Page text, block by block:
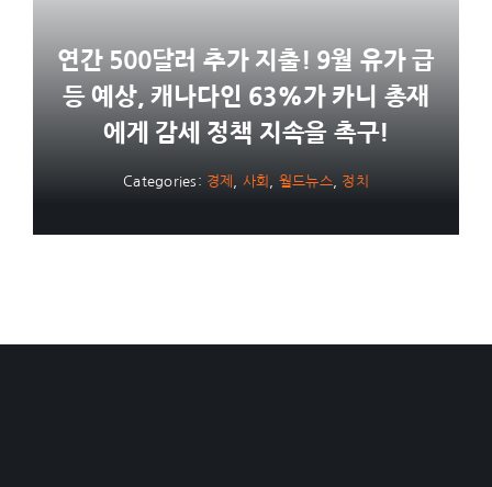
연간 500달러 추가 지출! 9월 유가 급
등 예상, 캐나다인 63%가 카니 총재
에게 감세 정책 지속을 촉구!
Categories: 경제 사회 월드뉴스, 정치